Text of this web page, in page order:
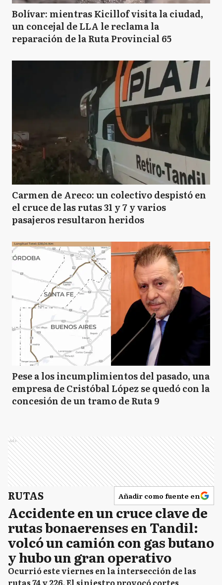
Bolívar: mientras Kicillof visita la ciudad,
un concejal de LLA le reclama la
reparación de la Ruta Provincial 65
Carmen de Areco: un colectivo despistó en
el cruce de las rutas 31 y 7 y varios
pasajeros resultaron heridos
Pese a los incumplimientos del pasado, una
empresa de Cristóbal López se quedó con la
concesión de un tramo de Ruta 9
Ads
RUTAS Añadir como fuente en
Accidente en un cruce clave de
rutas bonaerenses en Tandil:
volcó un camión con gas butano
y hubo un gran operativo
Ocurrió este viernes en la intersección de las
rutas 74 y 226. El siniestro provocó cortes